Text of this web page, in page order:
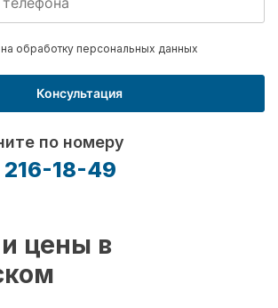
обработку персональных данных
Консультация
по номеру
216-18-49
цены в